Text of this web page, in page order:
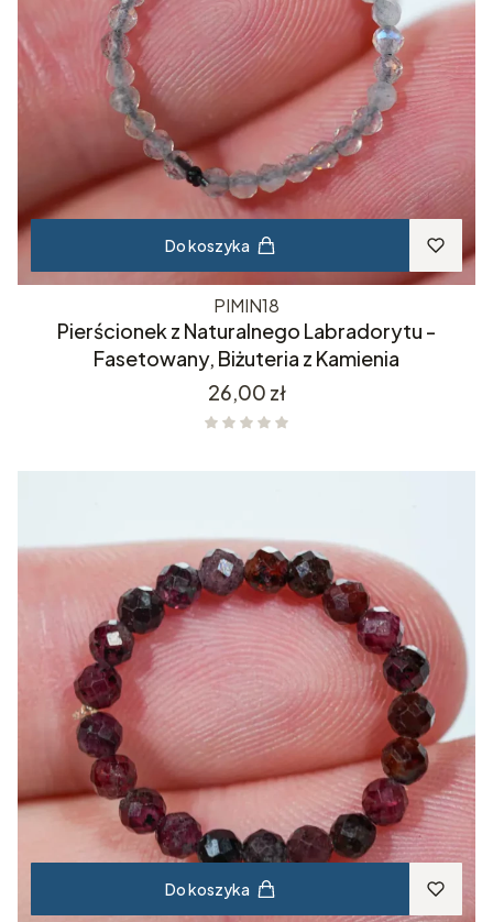
Do koszyka
PIMIN18
Pierścionek z Naturalnego Labradorytu -
Fasetowany, Biżuteria z Kamienia
Cena
26,00 zł
Do koszyka